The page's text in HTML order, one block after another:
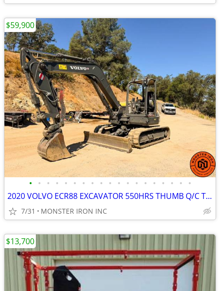
• • • • • • • • • • • • • • • • • • •
2020 VOLVO ECR88 EXCAVATOR 550HRS THUMB Q/C TIER 4 OROPS
7/31 MONSTER IRON INC
$59,900
$13,700